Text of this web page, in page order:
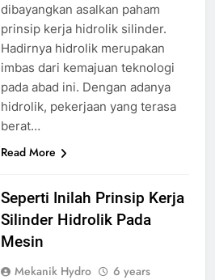
dibayangkan asalkan paham
prinsip kerja hidrolik silinder.
Hadirnya hidrolik merupakan
imbas dari kemajuan teknologi
pada abad ini. Dengan adanya
hidrolik, pekerjaan yang terasa
berat…
Read More
Seperti Inilah Prinsip Kerja
Silinder Hidrolik Pada
Mesin
Mekanik Hydro
6 years